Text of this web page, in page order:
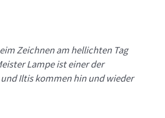
Zeichnen am hellichten Tag
Lampe ist einer der
Iltis kommen hin und wieder